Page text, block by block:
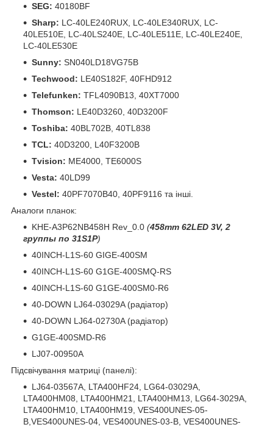
SEG: 40180BF
Sharp: LC-40LE240RUX, LC-40LE340RUX, LC-
40LE510E, LC-40LS240E, LC-40LE511E, LC-40LE240E,
LC-40LE530E
Sunny: SN040LD18VG75B
Techwood: LE40S182F, 40FHD912
Telefunken: TFL4090B13, 40XT7000
Thomson: LE40D3260, 40D3200F
Toshiba: 40BL702B, 40TL838
TCL: 40D3200, L40F3200B
Tvision: ME4000, TE6000S
Vesta: 40LD99
Vestel: 40PF7070B40, 40PF9116 та інші.
Аналоги планок:
KHE-A3P62NB458H Rev_0.0 (458mm 62LED 3V, 2
группы по 31S1P)
40INCH-L1S-60 GIGE-400SM
40INCH-L1S-60 G1GE-400SMQ-RS
40INCH-L1S-60 G1GE-400SM0-R6
40-DOWN LJ64-03029A (радіатор)
40-DOWN LJ64-02730A (радіатор)
G1GE-400SMD-R6
LJ07-00950A
Підсвічування матриці (панелі):
LJ64-03567A, LTA400HF24, LG64-03029A,
LTA400HM08, LTA400HM21, LTA400HM13, LG64-3029A,
LTA400HM10, LTA400HM19, VES400UNES-05-
B,VES400UNES-04, VES400UNES-03-B, VES400UNES-